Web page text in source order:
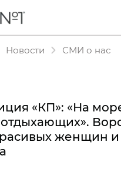
Новости СМИ о нас
«КП»: «На
женщин и